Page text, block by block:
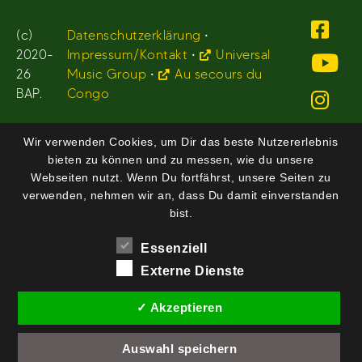
(c)
2020-
26
BAP.
Datenschutzerklärung •
Impressum/Kontakt •
Universal
Music Group •
Au secours du
Congo
Wir verwenden Cookies, um Dir das beste Nutzererlebnis
bieten zu können und zu messen, wie du unsere
Webseiten nutzt. Wenn Du fortfährst, unsere Seiten zu
verwenden, nehmen wir an, dass Du damit einverstanden
bist.
Essenziell
Externe Dienste
✓ Akzeptieren
Auswahl speichern